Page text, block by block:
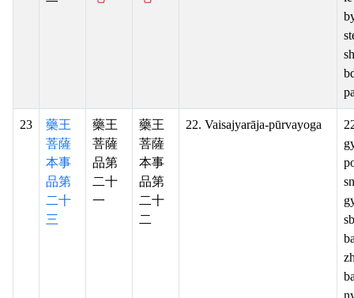
23
藥王
菩薩
本事
品第
二十
三
藥王
菩薩
品第
二十
一
藥王
菩薩
本事
品第
二十
二
22. Vaisajyarāja-pūrvayoga